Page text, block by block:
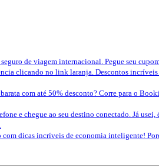
de viagem internacional. Pegue seu
clicando no link laranja. Descontos
com até 50% desconto? Corre para o
e chegue ao seu destino conectado. Já
dicas incríveis de economia inteligente!